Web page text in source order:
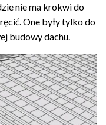
nie ma krokwi do
One były tylko do
budowy dachu.